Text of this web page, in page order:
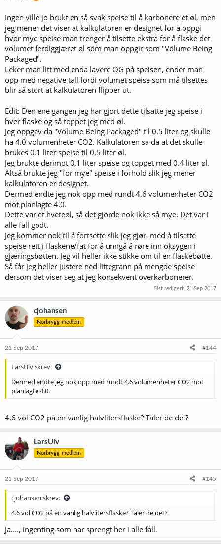
Ingen ville jo brukt en så svak speise til å karbonere et øl, men
jeg mener det viser at kalkulatoren er designet for å oppgi
hvor mye speise man trenger å tilsette ekstra for å flaske det
volumet ferdiggjæret øl som man oppgir som "Volume Being
Packaged".
Leker man litt med enda lavere OG på speisen, ender man
opp med negative tall fordi volumet speise som må tilsettes
blir så stort at kalkulatoren flipper ut.
Edit: Den ene gangen jeg har gjort dette tilsatte jeg speise i
hver flaske og så toppet jeg med øl.
Jeg oppgav da "Volume Being Packaged" til 0,5 liter og skulle
ha 4.0 volumenheter CO2. Kalkulatoren sa da at det skulle
brukes 0.1 liter speise til 0.5 liter øl.
Jeg brukte derimot 0.1 liter speise og toppet med 0.4 liter øl.
Altså brukte jeg "for mye" speise i forhold slik jeg mener
kalkulatoren er designet.
Dermed endte jeg nok opp med rundt 4.6 volumenheter CO2
mot planlagte 4.0.
Dette var et hveteøl, så det gjorde nok ikke så mye. Det var i
alle fall godt.
Jeg kommer nok til å fortsette slik jeg gjør, med å tilsette
speise rett i flaskene/fat for å unngå å røre inn oksygen i
gjæringsbøtten. Jeg vil heller ikke stikke om til en flaskebøtte.
Så får jeg heller justere ned littegrann på mengde speise
dersom det viser seg at jeg konsekvent overkarbonerer.
Sist redigert: 21 Sep 2017
cjohansen
Norbrygg-medlem
21 Sep 2017 #144
LarsUlv skrev:
Dermed endte jeg nok opp med rundt 4.6 volumenheter CO2 mot
planlagte 4.0.
4.6 vol CO2 på en vanlig halvlitersflaske? Tåler de det?
LarsUlv
Norbrygg-medlem
21 Sep 2017 #145
cjohansen skrev:
4.6 vol CO2 på en vanlig halvlitersflaske? Tåler de det?
Ja...., ingenting som har sprengt her i alle fall.